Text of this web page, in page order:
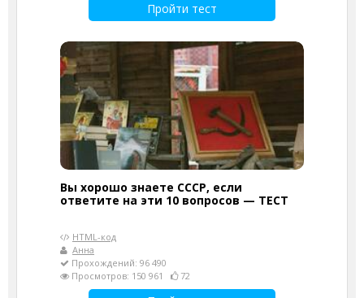
Пройти тест
Вы хорошо знаете СССР, если
ответите на эти 10 вопросов — ТЕСТ
HTML-код
Анна
Прохождений: 96 490
Просмотров: 150 961
72